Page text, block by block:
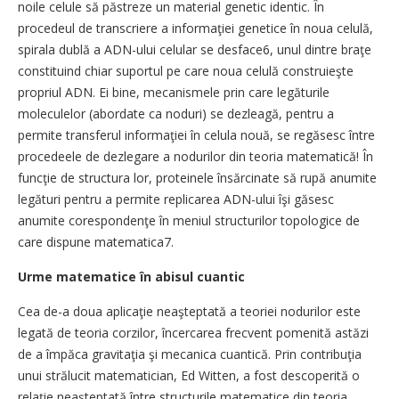
noile celule să păstreze un material genetic identic. În
procedeul de transcriere a informaţiei genetice în noua celulă,
spirala dublă a ADN-ului celular se desface6, unul dintre braţe
constituind chiar suportul pe care noua celulă construieşte
propriul ADN. Ei bine, mecanismele prin care legăturile
moleculelor (abordate ca noduri) se dezleagă, pentru a
permite transferul informaţiei în celula nouă, se regăsesc între
procedeele de dezlegare a nodurilor din teoria matematică! În
funcţie de structura lor, proteinele însărcinate să rupă anumite
legături pentru a permite replicarea ADN-ului îşi găsesc
anumite corespondenţe în meniul structurilor topologice de
care dispune matematica7.
Urme matematice în abisul cuantic
Cea de-a doua aplicaţie neaşteptată a teoriei nodurilor este
legată de teoria corzilor, încercarea frecvent pomenită astăzi
de a împăca gravitaţia şi mecanica cuantică. Prin contribuţia
unui strălucit matematician, Ed Witten, a fost descoperită o